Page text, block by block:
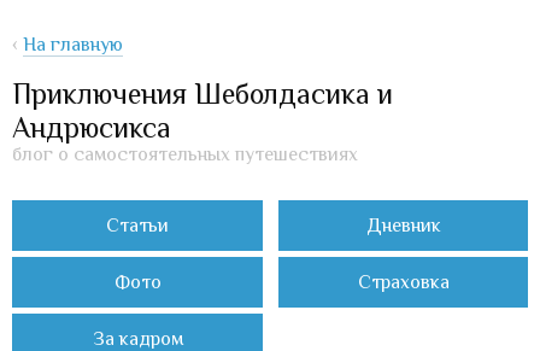
‹ На главную
Приключения Шеболдасика и
Андрюсикса
блог о самостоятельных путешествиях
Статьи Дневник
Фото Страховка
За кадром